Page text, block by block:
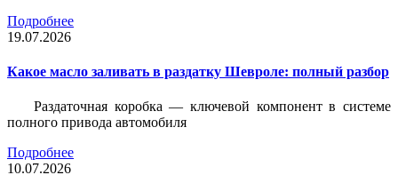
Подробнее
19.07.2026
Какое масло заливать в раздатку Шевроле: полный разбор
Раздаточная коробка — ключевой компонент в системе
полного привода автомобиля
Подробнее
10.07.2026